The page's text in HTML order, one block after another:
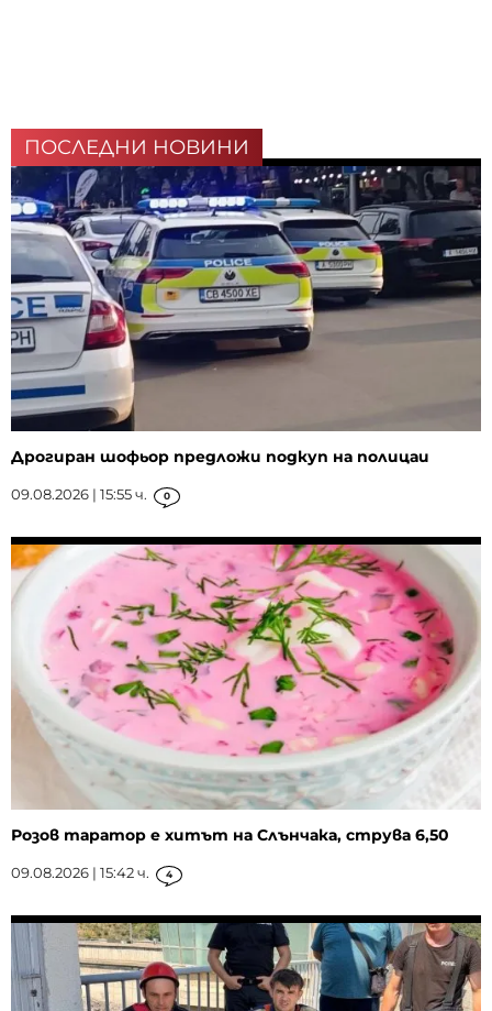
ПОСЛЕДНИ НОВИНИ
Дрогиран шофьор предложи подкуп на полицаи
09.08.2026 | 15:55 ч. 0
Розов таратор е хитът на Слънчака, струва 6,50
09.08.2026 | 15:42 ч. 4